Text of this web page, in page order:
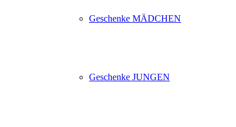
Geschenke MÄDCHEN
Geschenke JUNGEN